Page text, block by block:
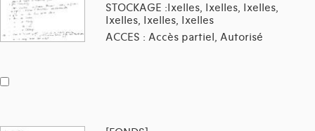
STOCKAGE :Ixelles, Ixelles, Ixelles,
Ixelles, Ixelles, Ixelles
ACCES : Accès partiel, Autorisé